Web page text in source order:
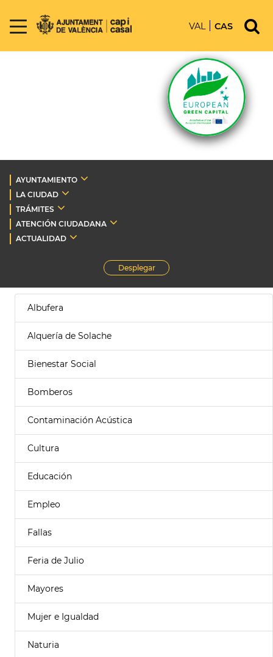
VAL CAS
AYUNTAMIENTO
LA CIUDAD
TRÁMITES
ATENCIÓN CIUDADANA
ACTUALIDAD
Desplegar
Albufera
Alquería de Solache
Bienestar Social
Bomberos
Contaminación Acústica
Cultura
Educación
Empleo
Fallas
Feria de Julio
Mayores
Mujer e Igualdad
Naturia